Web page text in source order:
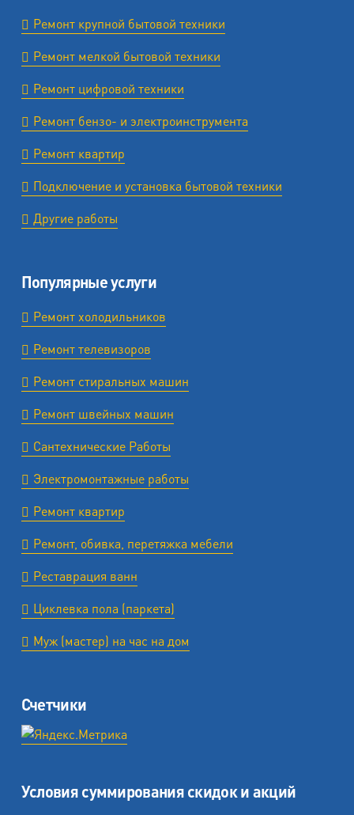
Ремонт крупной бытовой техники
Ремонт мелкой бытовой техники
Ремонт цифровой техники
Ремонт бензо- и электроинструмента
Ремонт квартир
Подключение и установка бытовой техники
Другие работы
Популярные услуги
Ремонт холодильников
Ремонт телевизоров
Ремонт стиральных машин
Ремонт швейных машин
Сантехнические Работы
Электромонтажные работы
Ремонт квартир
Ремонт, обивка, перетяжка мебели
Реставрация ванн
Циклевка пола (паркета)
Муж (мастер) на час на дом
Счетчики
Условия суммирования скидок и акций